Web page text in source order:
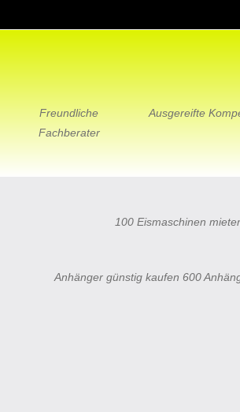
Freundliche
Fachberater
Ausgereifte
100 Eismaschinen
Anhänger günstig kaufen 600